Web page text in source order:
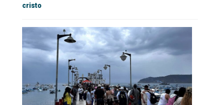
cristo